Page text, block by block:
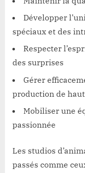
Développer
spéciaux et des
Respecter
des surprises
Gérer
production de
Mobiliser une
passionnée
Les studios
passés comme